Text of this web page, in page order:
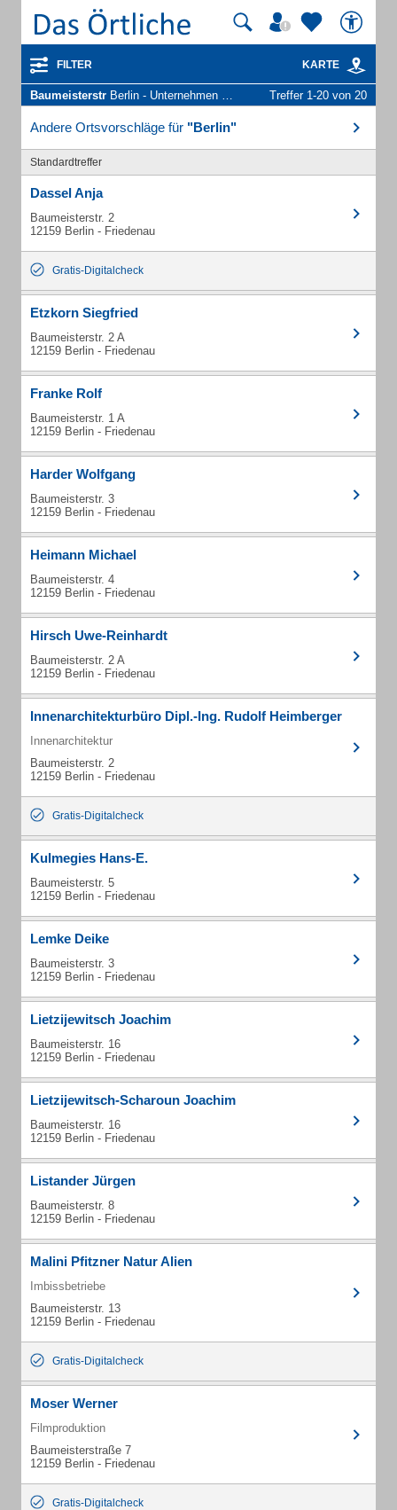
FILTER KARTE
Baumeisterstr Berlin - Unternehmen und Personen Treffer 1-20 von 20
Andere Ortsvorschläge für "Berlin"
Standardtreffer
Dassel Anja
Baumeisterstr. 2
12159 Berlin - Friedenau
Gratis-Digitalcheck
Etzkorn Siegfried
Baumeisterstr. 2 A
12159 Berlin - Friedenau
Franke Rolf
Baumeisterstr. 1 A
12159 Berlin - Friedenau
Harder Wolfgang
Baumeisterstr. 3
12159 Berlin - Friedenau
Heimann Michael
Baumeisterstr. 4
12159 Berlin - Friedenau
Hirsch Uwe-Reinhardt
Baumeisterstr. 2 A
12159 Berlin - Friedenau
Innenarchitekturbüro Dipl.-Ing. Rudolf Heimberger
Innenarchitektur
Baumeisterstr. 2
12159 Berlin - Friedenau
Gratis-Digitalcheck
Kulmegies Hans-E.
Baumeisterstr. 5
12159 Berlin - Friedenau
Lemke Deike
Baumeisterstr. 3
12159 Berlin - Friedenau
Lietzijewitsch Joachim
Baumeisterstr. 16
12159 Berlin - Friedenau
Lietzijewitsch-Scharoun Joachim
Baumeisterstr. 16
12159 Berlin - Friedenau
Listander Jürgen
Baumeisterstr. 8
12159 Berlin - Friedenau
Malini Pfitzner Natur Alien
Imbissbetriebe
Baumeisterstr. 13
12159 Berlin - Friedenau
Gratis-Digitalcheck
Moser Werner
Filmproduktion
Baumeisterstraße 7
12159 Berlin - Friedenau
Gratis-Digitalcheck